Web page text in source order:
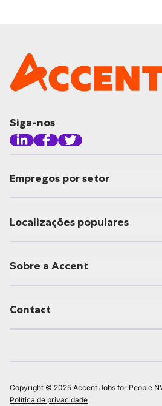
Siga-nos
Empregos por setor
Localizações populares
Sobre a Accent
Contact
Copyright © 2025 Accent Jobs for People
Política de privacidade